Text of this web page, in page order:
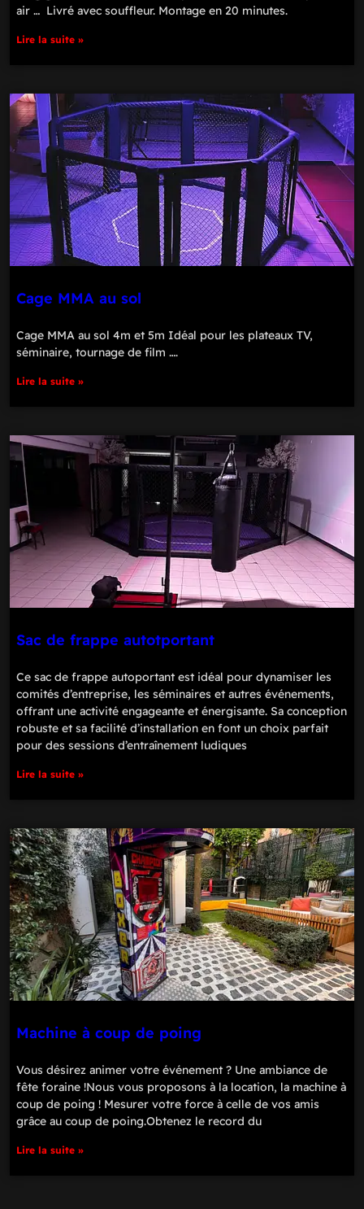
air … Livré avec souffleur. Montage en 20 minutes.
Lire la suite »
Cage MMA au sol
Cage MMA au sol 4m et 5m Idéal pour les plateaux TV,
séminaire, tournage de film ….
Lire la suite »
Sac de frappe autotportant
Ce sac de frappe autoportant est idéal pour dynamiser les
comités d’entreprise, les séminaires et autres événements,
offrant une activité engageante et énergisante. Sa conception
robuste et sa facilité d’installation en font un choix parfait
pour des sessions d’entraînement ludiques
Lire la suite »
Machine à coup de poing
Vous désirez animer votre événement ? Une ambiance de
fête foraine !Nous vous proposons à la location, la machine à
coup de poing ! Mesurer votre force à celle de vos amis
grâce au coup de poing.Obtenez le record du
Lire la suite »